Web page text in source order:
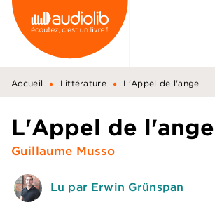
MENU RECHERCHE
PIED DE PAGE
Accueil • Littérature • L'Appel de l'ange
L'Appel de l'ange
Guillaume Musso
Lu par Erwin Grünspan